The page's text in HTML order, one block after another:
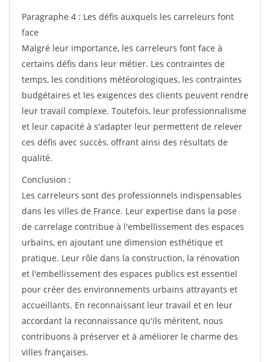
Paragraphe 4 : Les défis auxquels les carreleurs font
face
Malgré leur importance, les carreleurs font face à
certains défis dans leur métier. Les contraintes de
temps, les conditions météorologiques, les contraintes
budgétaires et les exigences des clients peuvent rendre
leur travail complexe. Toutefois, leur professionnalisme
et leur capacité à s'adapter leur permettent de relever
ces défis avec succès, offrant ainsi des résultats de
qualité.
Conclusion :
Les carreleurs sont des professionnels indispensables
dans les villes de France. Leur expertise dans la pose
de carrelage contribue à l'embellissement des espaces
urbains, en ajoutant une dimension esthétique et
pratique. Leur rôle dans la construction, la rénovation
et l'embellissement des espaces publics est essentiel
pour créer des environnements urbains attrayants et
accueillants. En reconnaissant leur travail et en leur
accordant la reconnaissance qu'ils méritent, nous
contribuons à préserver et à améliorer le charme des
villes françaises.